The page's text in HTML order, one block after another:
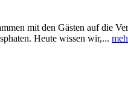
mit den Gästen auf die
Heute wissen wir,...